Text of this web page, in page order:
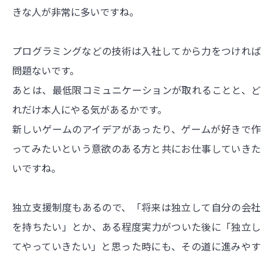
きな人が非常に多いですね。
プログラミングなどの技術は入社してから力をつければ
問題ないです。
あとは、最低限コミュニケーションが取れることと、ど
れだけ本人にやる気があるかです。
新しいゲームのアイデアがあったり、ゲームが好きで作
ってみたいという意欲のある方と共にお仕事していきた
いですね。
独立支援制度もあるので、「将来は独立して自分の会社
を持ちたい」とか、ある程度実力がついた後に「独立し
てやっていきたい」と思った時にも、その道に進みやす